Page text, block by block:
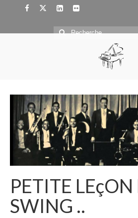
Rechercher
PETITE LEçON
SWING ..